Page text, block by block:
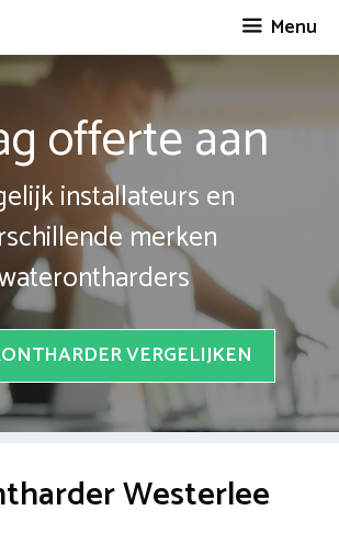
Menu
offerte aan
installateurs en
merken
VERGELIJKEN
Westerlee